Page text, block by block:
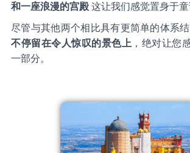
和一座浪漫的宫殿这让我们感觉置身于童
尽管与其他两个相比具有更简单的体系结
不停留在令人惊叹的景色上 ，绝对让您
一部分。